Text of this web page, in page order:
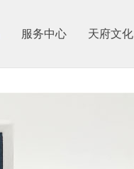
服务中心 天府文化